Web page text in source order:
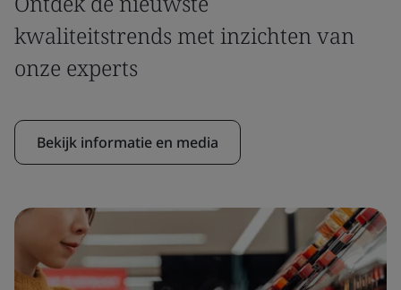
kwaliteitstrends met inzichten van
onze experts
Bekijk informatie en media